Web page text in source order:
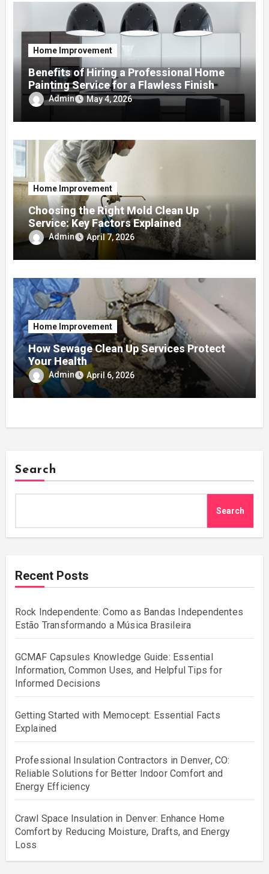
Home Improvement
Benefits of Hiring a Professional Home
Painting Service for a Flawless Finish
Admin May 4, 2026
Home Improvement
Choosing the Right Mold Clean Up
Service: Key Factors Explained
Admin April 7, 2026
Home Improvement
How Sewage Clean Up Services Protect
Your Health
Admin April 6, 2026
Search
Search
Recent Posts
Rock Independente: Como as Bandas Independentes
Estão Transformando a Música Brasileira
GCMAF Capsules Knowledge Guide: Essential
Information, Common Uses, and Helpful Tips for
Informed Decisions
Getting Started with Memocept: Essential Facts
Explained
Professional Insulation Contractors in Denver, CO:
Reliable Solutions for Better Indoor Comfort and
Energy Efficiency
Crawl Space Insulation in Denver: Enhance Home
Comfort by Reducing Moisture, Drafts, and Energy
Loss